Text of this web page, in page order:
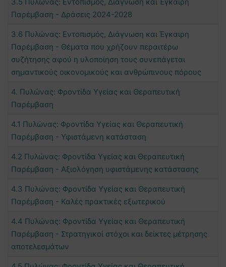
Παρέμβαση - Δράσεις 2024-2028
3.6 Πυλώνας: Εντοπισμός, Διάγνωση και Έγκαιρη
Παρέμβαση - Θέματα που χρήζουν περαιτέρω
συζήτησης αφού η υλοποίηση τους συνεπάγεται
σημαντικούς οικονομικούς και ανθρώπινους πόρους
4. Πυλώνας: Φροντίδα Υγείας και Θεραπευτική
Παρέμβαση
4.1 Πυλώνας: Φροντίδα Υγείας και Θεραπευτική
Παρέμβαση - Υφιστάμενη κατάσταση
4.2 Πυλώνας: Φροντίδα Υγείας και Θεραπευτική
Παρέμβαση - Αξιολόγηση υφιστάμενης κατάστασης
4.3 Πυλώνας: Φροντίδα Υγείας και Θεραπευτική
Παρέμβαση - Καλές πρακτικές εξωτερικού
4.4 Πυλώνας: Φροντίδα Υγείας και Θεραπευτική
Παρέμβαση - Στρατηγικοί στόχοι και δείκτες μέτρησης
αποτελεσμάτων